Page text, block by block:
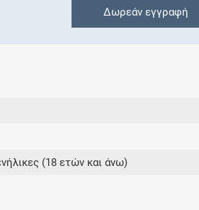
Γνωρίζατε ότι...
Δωρεάν εγγραφή
Δωρεάν εγγραφή
(18 ετών και άνω)